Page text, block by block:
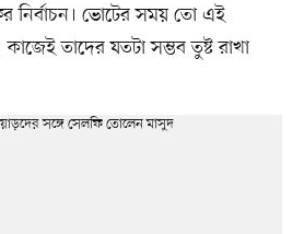
নির্বাচন। ভোটের সময় তো এই
তাদের যতটা সম্ভব তুষ্ট রাখা